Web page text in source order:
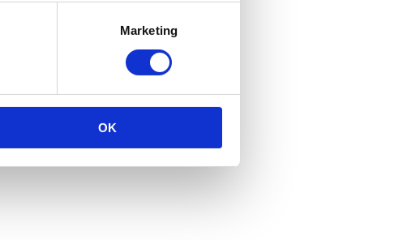
Marketing
OK